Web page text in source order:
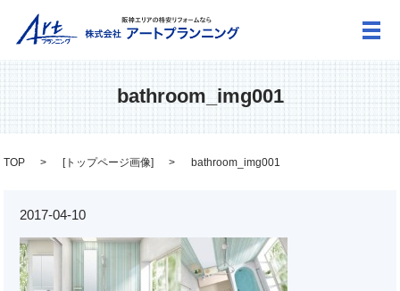
メ
bathroom_img001
TOP [トップページ画像] bathroom_img001
2017-04-10